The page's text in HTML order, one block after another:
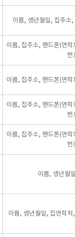
이름, 생년월일, 집주소
이름, 집주소, 핸드폰(연
번
이름, 집주소, 핸드폰(연
이름, 집주소, 핸드폰(연
번
이름, 집주소, 핸드폰(연
번
이름, 생년월
이름, 생년월일, 집연락